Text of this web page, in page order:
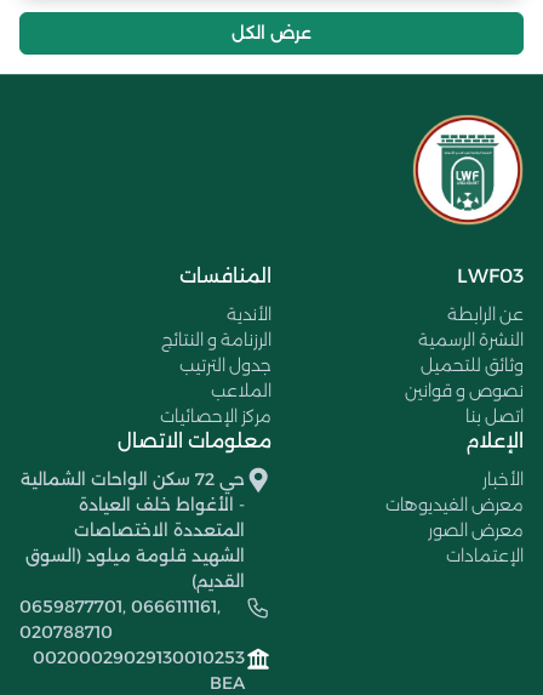
عرض الكل
LWF03
عن الرابطة
النشرة الرسمية
وثائق للتحميل
نصوص و قوانين
اتصل بنا
المنافسات
الأندية
الرزنامة و النتائج
جدول الترتيب
الملاعب
مركز الإحصائيات
الإعلام
الأخبار
معرض الفيديوهات
معرض الصور
الإعتمادات
معلومات الاتصال
حي 72 سكن الواحات الشمالية
- الأغواط خلف العيادة
المتعددة الاختصاصات
الشهيد قلومة ميلود (السوق
القديم)
0659877701, 0666111161,
020788710
00200029029130010253
BEA